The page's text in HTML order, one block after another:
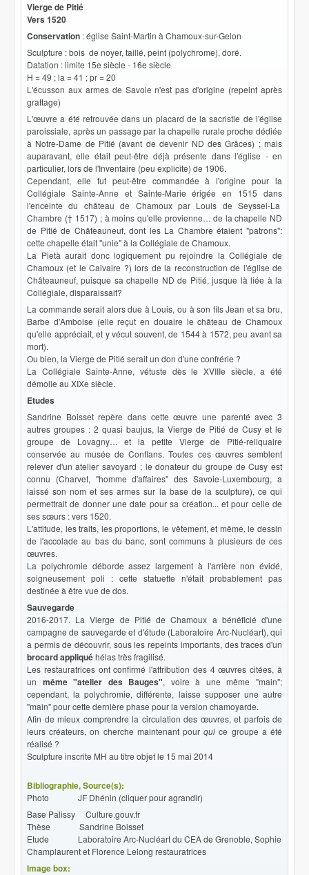
Vierge de Pitié
Vers 1520
Conservation : église Saint-Martin à Chamoux-sur-Gelon
Sculpture : bois de noyer, taillé, peint (polychrome), doré.
Datation : limite 15e siècle - 16e siècle
H = 49 ; la = 41 ; pr = 20
L'écusson aux armes de Savoie n'est pas d'origine (repeint après
grattage)
L'œuvre a été retrouvée dans un placard de la sacristie de l'église
paroissiale, après un passage par la chapelle rurale proche dédiée
à Notre-Dame de Pitié (avant de devenir ND des Grâces) ; mais
auparavant, elle était peut-être déjà présente dans l'église - en
particulier, lors de l'Inventaire (peu explicite) de 1906.
Cependant, elle fut peut-être commandée à l'origine pour la
Collégiale Sainte-Anne et Sainte-Marie érigée en 1515 dans
l'enceinte du château de Chamoux par Louis de Seyssel-La
Chambre († 1517) ; à moins qu'elle provienne… de la chapelle ND
de Pitié de Châteauneuf, dont les La Chambre étaient "patrons":
cette chapelle était "unie" à la Collégiale de Chamoux.
La Pietà aurait donc logiquement pu rejoindre la Collégiale de
Chamoux (et le Calvaire ?) lors de la reconstruction de l'église de
Châteauneuf, puisque sa chapelle ND de Pitié, jusque là liée à la
Collégiale, disparaissait?
La commande serait alors due à Louis, ou à son fils Jean et sa bru,
Barbe d'Amboise (elle reçut en douaire le château de Chamoux
qu'elle appréciait, et y vécut souvent, de 1544 à 1572, peu avant sa
mort).
Ou bien, la Vierge de Pitié serait un don d'une confrérie ?
La Collégiale Sainte-Anne, vétuste dès le XVIIIe siècle, a été
démolie au XIXe siècle.
Etudes
Sandrine Boisset repère dans cette œuvre une parenté avec 3
autres groupes : 2 quasi baujus, la Vierge de Pitié de Cusy et le
groupe de Lovagny… et la petite Vierge de Pitié-reliquaire
conservée au musée de Conflans. Toutes ces œuvres semblent
relever d'un atelier savoyard ; le donateur du groupe de Cusy est
connu (Charvet, "homme d'affaires" des Savoie-Luxembourg, a
laissé son nom et ses armes sur la base de la sculpture), ce qui
permettrait de donner une date pour sa création... et pour celle de
ses sœurs : vers 1520.
L'attitude, les traits, les proportions, le vêtement, et même, le dessin
de l'accolade au bas du banc, sont communs à plusieurs de ces
œuvres.
La polychromie déborde assez largement à l'arrière non évidé,
soigneusement poli : cette statuette n'était probablement pas
destinée à être vue de dos.
Sauvegarde
2016-2017. La Vierge de Pitié de Chamoux a bénéficié d'une
campagne de sauvegarde et d'étude (Laboratoire Arc-Nucléart), qui
a permis de découvrir, sous les repeints importants, des traces d'un
brocard appliquéhélas très fragilisé.
Les restauratrices ont confirmé l'attribution des 4 œuvres citées, à
un même "atelier des Bauges", voire à une même "main";
cependant, la polychromie, différente, laisse supposer une autre
"main" pour cette dernière phase pour la version chamoyarde.
Afin de mieux comprendre la circulation des œuvres, et parfois de
leurs créateurs, on cherche maintenant pourqui ce groupe a été
réalisé ?
Sculpture inscrite MH au titre objet le 15 mai 2014
Bibliographie, Source(s):
Photo JF Dhénin (cliquer pour agrandir)
Base Palissy Culture.gouv.fr
Thèse Sandrine Boisset
Etude Laboratoire Arc-Nucléart du CEA de Grenoble, Sophie
Champlaurent et Florence Lelong restauratrices
Image box: